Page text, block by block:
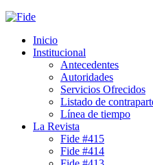
Inicio
Institucional
Antecedentes
Autoridades
Servicios Ofrecidos
Listado de
Línea de tiempo
La Revista
Fide #415
Fide #414